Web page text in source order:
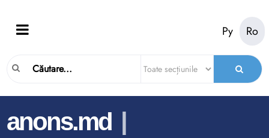
Ру Ro
anons.md |